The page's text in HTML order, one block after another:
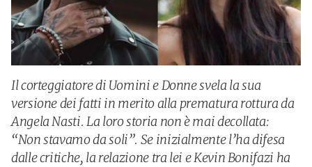
Il corteggiatore di Uomini e Donne svela la sua
versione dei fatti in merito alla prematura rottura da
Angela Nasti. La loro storia non è mai decollata:
“Non stavamo da soli”. Se inizialmente l’ha difesa
dalle critiche, la relazione tra lei e Kevin Bonifazi ha